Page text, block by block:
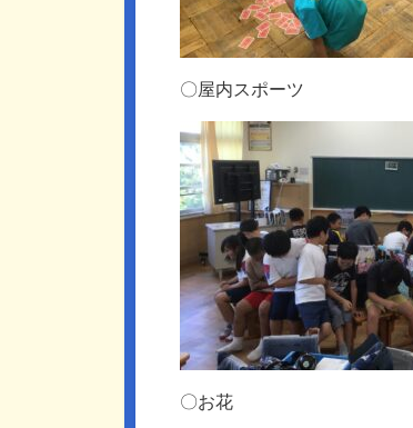
〇屋内スポーツ
〇お花